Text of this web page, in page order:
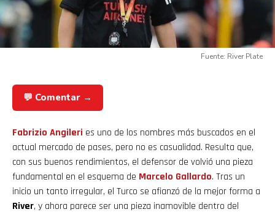
Fuente: River Plate
💬 Comentar →
Fabrizio Angileri es uno de los nombres más buscados en el
actual mercado de pases, pero no es casualidad. Resulta que,
con sus buenos rendimientos, el defensor de volvió una pieza
fundamental en el esquema de Marcelo Gallardo. Tras un
inicio un tanto irregular, el Turco se afianzó de la mejor forma a
River, y ahora parece ser una pieza inamovible dentro del